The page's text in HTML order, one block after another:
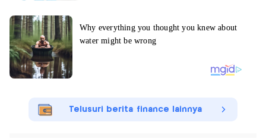
Telusuri berita finance lainnya